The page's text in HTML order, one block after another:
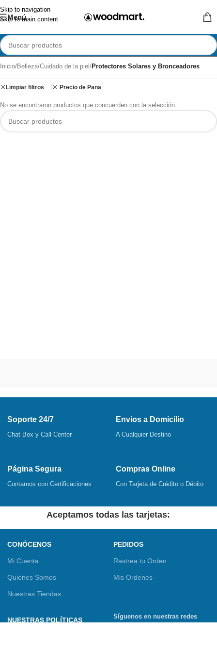
Skip to navigation
Skip to main content
Menú
Inicio/Belleza/Cuidado de la piel /Protectores Solares y Bronceadores
Limpiar filtros Precio de Pana
No se encontraron productos que concuerden con la selección.
Soporte 24/7
Chat Box y Call Center
Envíos a Domicilio
A Cualquier Destino
Página Segura
Contamos con Certificaciones
Compras Online
Con Tarjeta de Crédito o Débito
Aceptamos todas las tarjetas:
CONÓCENOS
Mi Cuenta
Quienes Somos
Nuestras Tiendas
PEDIDOS
Rastrea tu Orden
Mis Ordenes
NUESTRAS POLÍTICAS
Síguenos en nuestras redes